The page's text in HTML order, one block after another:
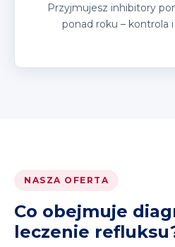
Przyjmujesz inhibitory
ponad roku – kontrola
NASZA OFERTA
Co obejmuje
leczenie